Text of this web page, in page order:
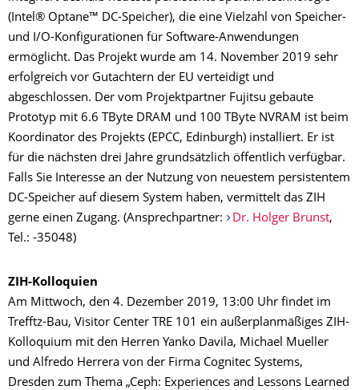
(Intel® Optane™ DC-Speicher), die eine Vielzahl von Speicher-
und I/O-Konfigurationen für Software-Anwendungen
ermöglicht. Das Projekt wurde am 14. November 2019 sehr
erfolgreich vor Gutachtern der EU verteidigt und
abgeschlossen. Der vom Projektpartner Fujitsu gebaute
Prototyp mit 6.6 TByte DRAM und 100 TByte NVRAM ist beim
Koordinator des Projekts (EPCC, Edinburgh) installiert. Er ist
für die nächsten drei Jahre grundsätzlich öffentlich verfügbar.
Falls Sie Interesse an der Nutzung von neuestem persistentem
DC-Speicher auf diesem System haben, vermittelt das ZIH
gerne einen Zugang. (Ansprechpartner:
Dr. Holger Brunst,
Tel.: -35048)
ZIH-Kolloquien
Am Mittwoch, den 4. Dezember 2019, 13:00 Uhr findet im
Trefftz-Bau, Visitor Center TRE 101 ein außerplanmäßiges ZIH-
Kolloquium mit den Herren Yanko Davila, Michael Mueller
und Alfredo Herrera von der Firma Cognitec Systems,
Dresden zum Thema „Ceph: Experiences and Lessons Learned